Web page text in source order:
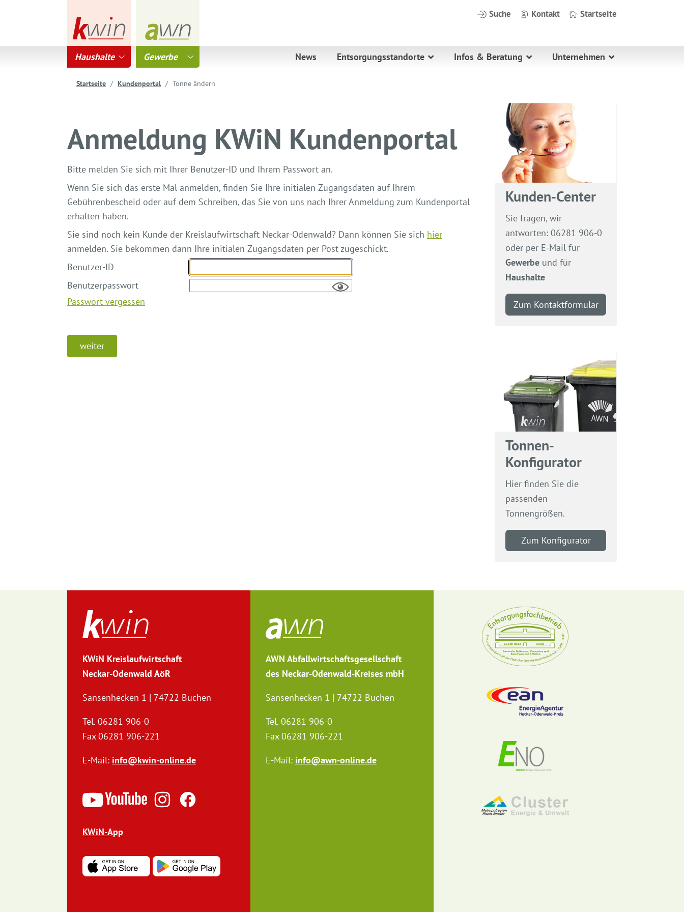
Haushalte Gewerbe
Suche Kontakt Startseite
News Entsorgungsstandorte Infos & Beratung Unternehmen
Startseite Kundenportal Tonne ändern
Kunden-Center
Sie fragen, wir
antworten: 06281 906-0
oder per E-Mail für
Gewerbe und für
Haushalte
Zum Kontaktformular
Tonnen-
Konfigurator
Hier finden Sie die
passenden
Tonnengrößen.
Zum Konfigurator
KWiN Kreislaufwirtschaft
Neckar-Odenwald AöR
Sansenhecken 1 | 74722 Buchen
Tel. 06281 906-0
Fax 06281 906-221
E-Mail: info@kwin-online.de
KWiN-App
AWN Abfallwirtschaftsgesellschaft
des Neckar-Odenwald-Kreises mbH
Sansenhecken 1 | 74722 Buchen
Tel. 06281 906-0
Fax 06281 906-221
E-Mail: info@awn-online.de